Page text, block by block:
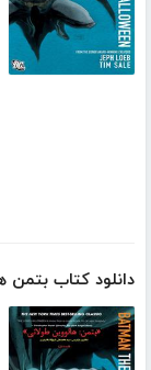
دانلود کتاب بتمن